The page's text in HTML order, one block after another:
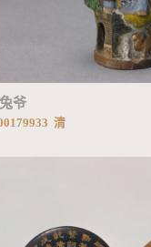
爷
清